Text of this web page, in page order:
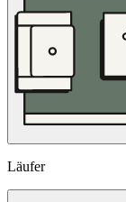
Läufer